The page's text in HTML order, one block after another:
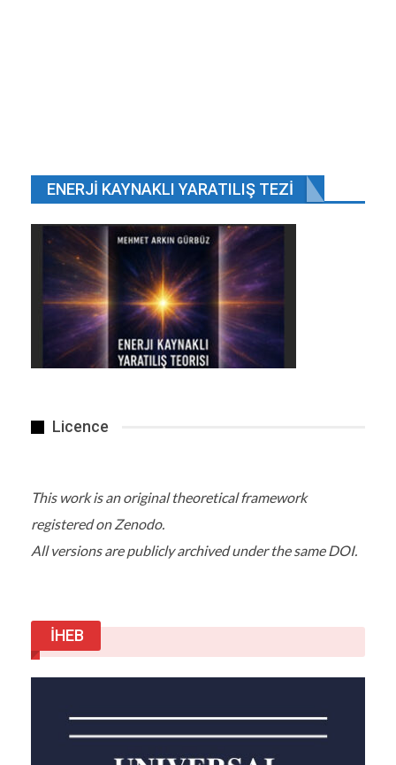
ENERJI KAYNAKLI YARATILIŞ TEZI
Licence
This work is an original theoretical framework
registered on Zenodo.
All versions are publicly archived under the same DOI.
İHEB